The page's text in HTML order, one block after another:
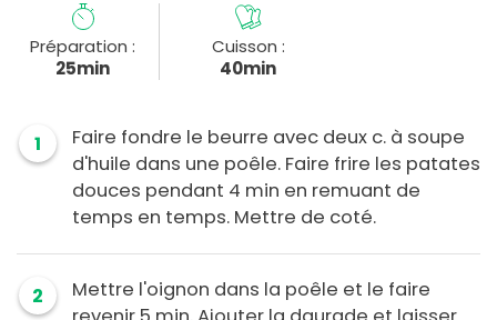
Préparation :
25min
Cuisson :
40min
1
Faire fondre le beurre avec deux c. à soupe
d'huile dans une poêle. Faire frire les patates
douces pendant 4 min en remuant de
temps en temps. Mettre de coté.
2
Mettre l'oignon dans la poêle et le faire